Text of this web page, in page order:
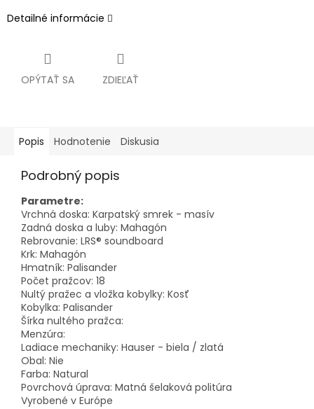
Detailné informácie
OPÝTAŤ SA ZDIEĽAŤ
Popis Hodnotenie Diskusia
Podrobný popis
Parametre:
Vrchná doska: Karpatský smrek - masív
Zadná doska a luby: Mahagón
Rebrovanie: LRS® soundboard
Krk: Mahagón
Hmatník: Palisander
Počet pražcov: 18
Nultý pražec a vložka kobylky: Kosť
Kobylka: Palisander
Šírka nultého pražca:
Menzúra:
Ladiace mechaniky: Hauser - biela / zlatá
Obal: Nie
Farba: Natural
Povrchová úprava: Matná šelaková politúra
Vyrobené v Európe